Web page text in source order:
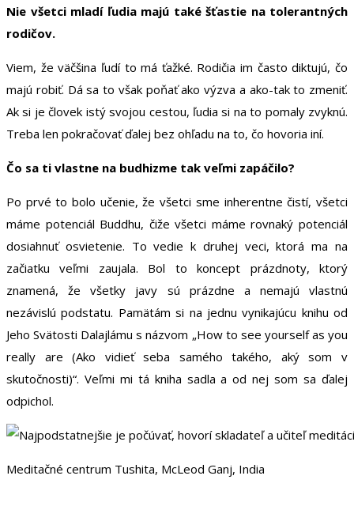
Nie všetci mladí ľudia majú také šťastie na tolerantných
rodičov.
Viem, že väčšina ľudí to má ťažké. Rodičia im často diktujú, čo
majú robiť. Dá sa to však poňať ako výzva a ako-tak to zmeniť.
Ak si je človek istý svojou cestou, ľudia si na to pomaly zvyknú.
Treba len pokračovať ďalej bez ohľadu na to, čo hovoria iní.
Čo sa ti vlastne na budhizme tak veľmi zapáčilo?
Po prvé to bolo učenie, že všetci sme inherentne čistí, všetci
máme potenciál Buddhu, čiže všetci máme rovnaký potenciál
dosiahnuť osvietenie. To vedie k druhej veci, ktorá ma na
začiatku veľmi zaujala. Bol to koncept prázdnoty, ktorý
znamená, že všetky javy sú prázdne a nemajú vlastnú
nezávislú podstatu. Pamätám si na jednu vynikajúcu knihu od
Jeho Svätosti Dalajlámu s názvom „How to see yourself as you
really are (Ako vidieť seba samého takého, aký som v
skutočnosti)“. Veľmi mi tá kniha sadla a od nej som sa ďalej
odpichol.
Meditačné centrum Tushita, McLeod Ganj, India